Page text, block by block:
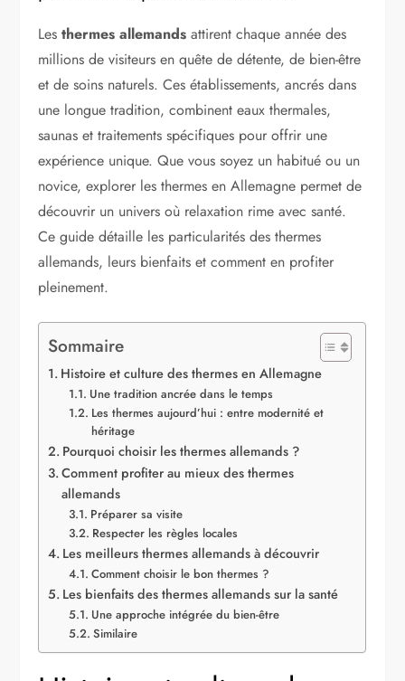
Lesthermes allemands attirent chaque année des
millions de visiteurs en quête de détente, de bien-être
et de soins naturels. Ces établissements, ancrés dans
une longue tradition, combinent eaux thermales,
saunas et traitements spécifiques pour offrir une
expérience unique. Que vous soyez un habitué ou un
novice, explorer les thermes en Allemagne permet de
découvrir un univers où relaxation rime avec santé.
Ce guide détaille les particularités des thermes
allemands, leurs bienfaits et comment en profiter
pleinement.
Sommaire
Histoire et culture des thermes en Allemagne
Une tradition ancrée dans le temps
Les thermes aujourd’hui : entre modernité et
héritage
Pourquoi choisir les thermes allemands ?
Comment profiter au mieux des thermes
allemands
Préparer sa visite
Respecter les règles locales
Les meilleurs thermes allemands à découvrir
Comment choisir le bon thermes ?
Les bienfaits des thermes allemands sur la santé
Une approche intégrée du bien-être
Similaire